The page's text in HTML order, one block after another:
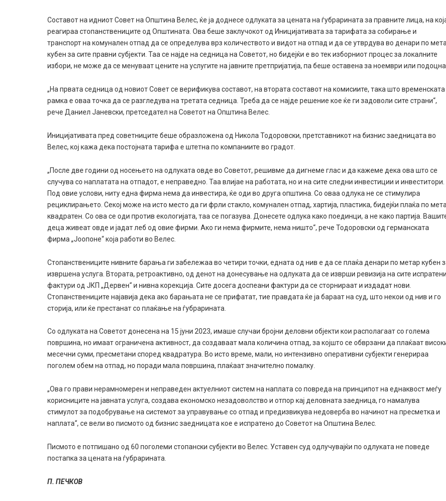
Составот на идниот Совет на Општина Велес, ќе ја доднесе одлуката за цената на ѓубрарината за правните лица, на
реагираа стопанствениците од Општината. Ова беше заклучокот од Иницијативата за тарифата за собирање и
транспорт на комунален отпад да се определува врз количеството и видот на отпад и да се утврдува во денари по
кубен за сите правни субјекти. Таа се најде на седница на Советот, но бидејќи е во тек изборниот процес за локалните
избори, не може да се менуваат цените на услугите на јавните претпријатија, па беше оставена за ноември или
„На првата седница од новиот Совет се верификува составот, на втората составот на комисиите, така што временската
рамка е оваа точка да се разгледува на третата седница. Треба да се најде решение кое ќе ги задоволи сите страни“,
рече Даниел Јаневски, претседател на Советот на Општина Велес.
Иницијативата пред советниците беше образложена од Никола Тодоровски, претставникот на бизнис заедницата во
Велес, кој кажа дека постојната тарифа е штетна по компаниите во градот.
„После две години од носењето на одлуката овде во Советот, решивме да дигнеме глас и да кажеме дека ова што се
случува со наплатата на отпадот, е неправедно. Таа влијае на работата, но и на сите следни инвестиции и инвеститори.
Под овие услови, ниту една фирма нема да инвестира, ќе оди во друга општина. Со оваа одлука не се стимулира
рециклирањето. Секој може на исто место да ги фрли стакло, комунален отпад, хартија, пластика, бидејќи плаќа по
квадратен. Со ова се оди против екологијата, таа се погазува. Донесете одлука како поединци, а не како партија.
деца живеат овде и јадат леб од овие фирми. Ако ги нема фирмите, нема ништо“, рече Тодоровски од германската
фирма „Јоопоне“ која работи во Велес.
Стопанствениците нивните барања ги забележаа во четири точки, едната од нив е да се плаќа денари по метар кубен
извршена услуга. Втората, ретроактивно, од денот на донесување на одлуката да се изврши ревизија на сите испратени
фактури од ЈКП „Дервен“ и нивна корекција. Сите досега доспеани фактури да се сторнираат и издадат нови.
Стопанствениците најавија дека ако барањата не се прифатат, тие правдата ќе ја бараат на суд, што некои од нив и го
сторија, или ќе престанат со плаќање на ѓубрарината.
Со одлуката на Советот донесена на 15 јуни 2023, имаше случаи бројни деловни објекти кои располагаат со голема
површина, но имаат ограничена активност, да создаваат мала количина отпад, за којшто се обврзани да плаќаат
месечни суми, пресметани според квадратура. Во исто време, мали, но интензивно оперативни субјекти генерираа
поголем обем на отпад, но поради мала површина, плаќаат значително помалку.
„Ова го прави нерамномерен и неправеден актуелниот систем на наплата со повреда на принципот на еднаквост меѓу
корисниците на јавната услуга, создава економско незадоволство и отпор кај деловната заедница, го намалува
стимулот за подобрување на системот за управување со отпад и предизвикува недоверба во начинот на пресметка и
наплата“, се вели во писмото од бизнис заедницата кое е испратено до Советот на Општина Велес.
Писмото е потпишано од 60 поголеми стопански субјекти во Велес. Уставен суд одлучувајќи по одлуката не поведе
постапка за цената на ѓубрарината.
П. ПЕЧКОВ